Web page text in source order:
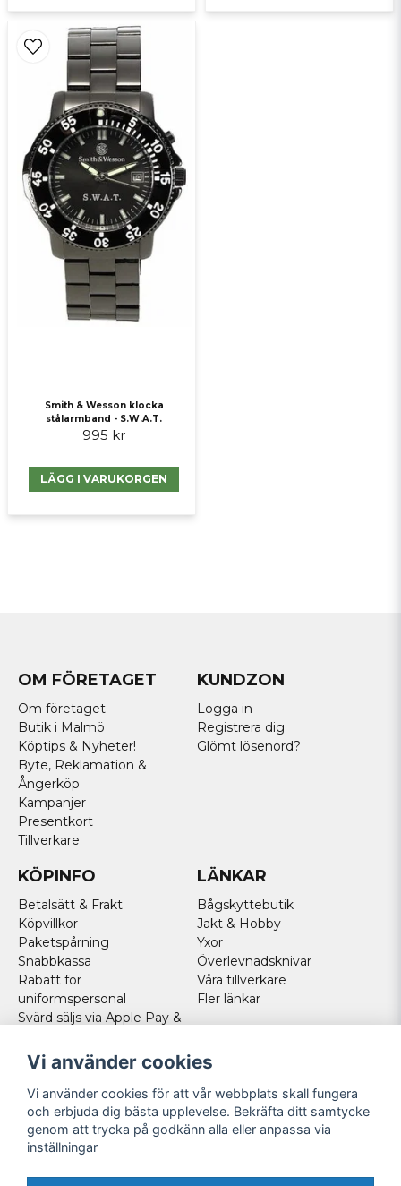
Smith & Wesson klocka
stålarmband - S.W.A.T.
995 kr
LÄGG I VARUKORGEN
OM FÖRETAGET
Om företaget
Butik i Malmö
Köptips & Nyheter!
Byte, Reklamation &
Ångerköp
Kampanjer
Presentkort
Tillverkare
KUNDZON
Logga in
Registrera dig
Glömt lösenord?
KÖPINFO
Betalsätt & Frakt
Köpvillkor
Paketspårning
Snabbkassa
Rabatt för
uniformspersonal
Svärd säljs via Apple Pay &
Norska kunder
Cookies
LÄNKAR
Bågskyttebutik
Jakt & Hobby
Yxor
Överlevnadsknivar
Våra tillverkare
Fler länkar
FÖLJ OSS
Facebook
Instagram
Youtube
Vi använder cookies
Vi använder cookies för att vår webbplats skall fungera
och erbjuda dig bästa upplevelse. Bekräfta ditt samtycke
genom att trycka på godkänn alla eller anpassa via
inställningar